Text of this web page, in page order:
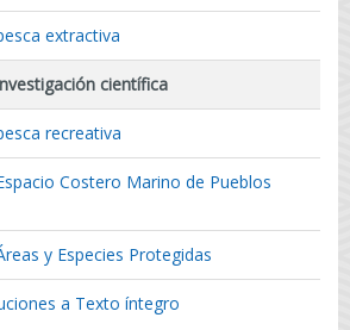
extractiva
científica
recreativa
Costero Marino de Pueblos
y Especies Protegidas
a Texto íntegro